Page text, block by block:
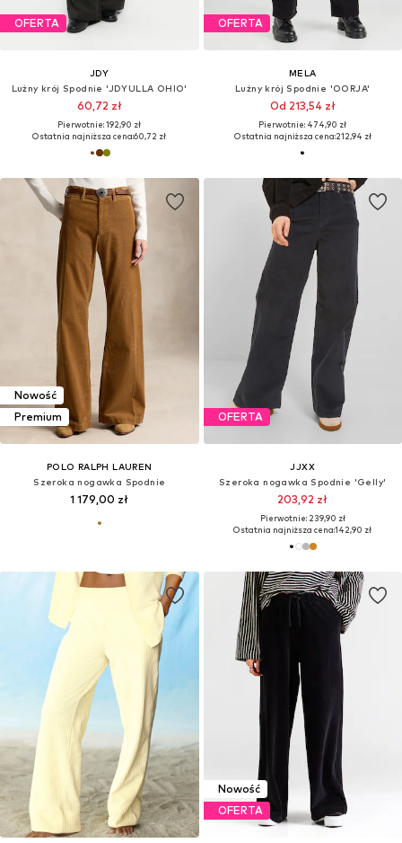
OFERTA
JDY
Lużny krój Spodnie 'JDYULLA OHIO'
60,72 zł
Pierwotnie: 192,90 zł
Ostatnia najniższa cena:60,72 zł
OFERTA
MELA
Lużny krój Spodnie 'OORJA'
Od 213,54 zł
Pierwotnie: 474,90 zł
Ostatnia najniższa cena:212,94 zł
Nowość
Premium
POLO RALPH LAUREN
Szeroka nogawka Spodnie
1 179,00 zł
OFERTA
JJXX
Szeroka nogawka Spodnie 'Gelly'
203,92 zł
Pierwotnie: 239,90 zł
Ostatnia najniższa cena:142,90 zł
Nowość
OFERTA